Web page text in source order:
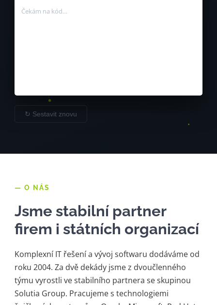
Čekám na kód…
↻ Sestavit znovu
— O NÁS
Jsme stabilní partner
firem i státních organizací
Komplexní IT řešení a vývoj softwaru dodáváme od
roku 2004. Za dvě dekády jsme z dvoučlenného
týmu vyrostli ve stabilního partnera se skupinou
Solutia Group. Pracujeme s technologiemi